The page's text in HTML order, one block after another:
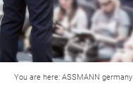
You are here: ASSMANN germany